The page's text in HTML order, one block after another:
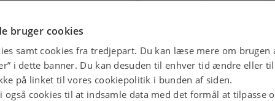
star4.1
bruger cookies
samt cookies fra tredjepart. Du kan læse mere om brugen
i dette banner. Du kan desuden til enhver tid ændre eller
på linket til vores cookiepolitik i bunden af siden.
også cookies til at indsamle data med det formål at tilpasse